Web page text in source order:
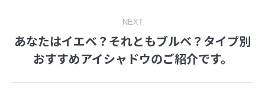
NEXT
Next
post:
あなたはイエベ？それともブルベ？タイプ別
おすすめアイシャドウのご紹介です。